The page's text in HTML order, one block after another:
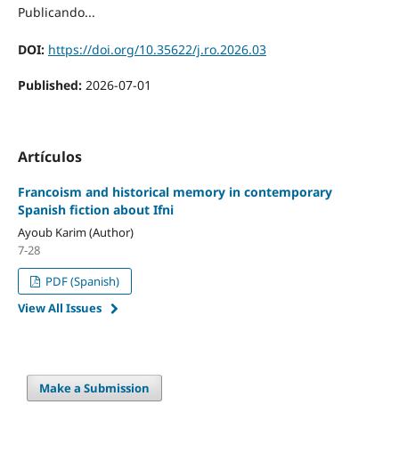
Publicando...
DOI: https://doi.org/10.35622/j.ro.2026.03
Published: 2026-07-01
Artículos
Francoism and historical memory in contemporary
Spanish fiction about Ifni
Ayoub Karim (Author)
7-28
PDF (Spanish)
View All Issues
Make a Submission